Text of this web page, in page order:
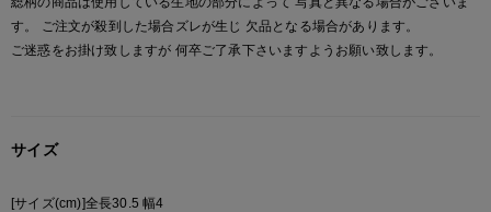
す。 ご注文が殺到した場合ズレが生じ 欠品となる場合があります。
ご迷惑をお掛け致しますが 何卒ご了承下さいますようお願い致します。
サイズ
[サイズ(cm)]全長30.5 幅4